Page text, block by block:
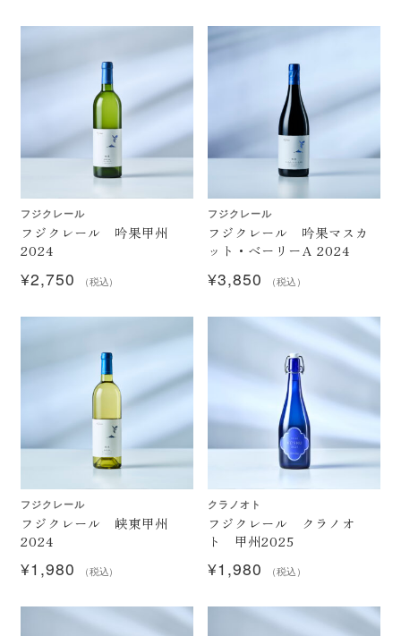
フジクレール
フジクレール 吟果甲州
2024
¥2,750 （税込）
フジクレール
フジクレール 吟果マスカ
ット・ベーリーA 2024
¥3,850 （税込）
フジクレール
フジクレール 峡東甲州
2024
¥1,980 （税込）
クラノオト
フジクレール クラノオ
ト 甲州2025
¥1,980 （税込）